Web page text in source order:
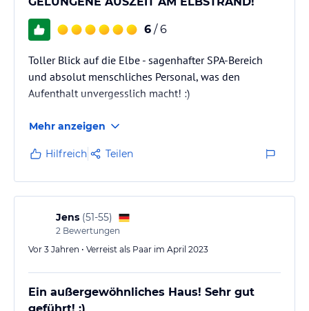
6 / 6
Toller Blick auf die Elbe - sagenhafter SPA-Bereich
und absolut menschliches Personal, was den
Aufenthalt unvergesslich macht! :)
Mehr anzeigen
Hilfreich Teilen
Jens (51-55)
2 Bewertungen
Vor 3 Jahren • Verreist als Paar im April 2023
Ein außergewöhnliches Haus! Sehr gut